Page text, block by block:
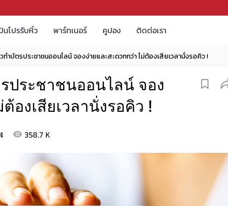
นโปรรับหิ้ว พาร์ทเนอร์ คูปอง ติดต่อเรา
ทำบัตรประชาชนออนไลน์ จองง่ายและสะดวกกว่า ไม่ต้องเสียเวลานั่งรอคิว !
ประชาชนออนไลน์ จอง
องเสียเวลานั่งรอคิว !
358.7 K